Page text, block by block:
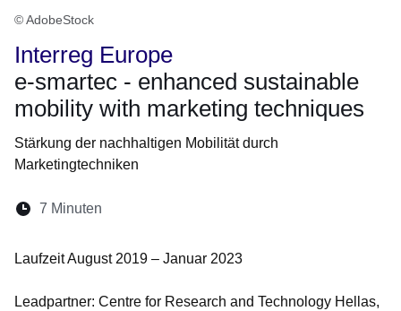
© AdobeStock
Interreg Europe
e-smartec - enhanced sustainable
mobility with marketing techniques
Stärkung der nachhaltigen Mobilität durch
Marketingtechniken
Lesedauer:
7 Minuten
Laufzeit August 2019 – Januar 2023
Leadpartner: Centre for Research and Technology Hellas,